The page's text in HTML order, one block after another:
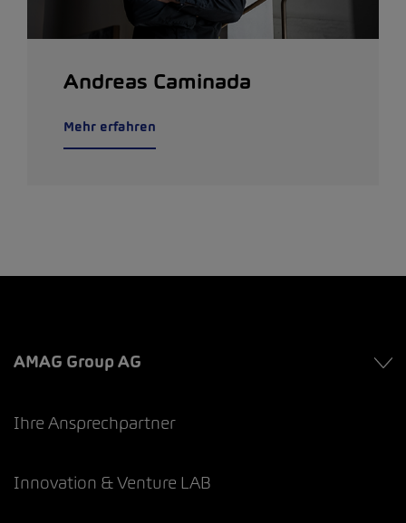
Andreas Caminada
Mehr erfahren
AMAG Group AG
Ihre Ansprechpartner
Innovation & Venture LAB